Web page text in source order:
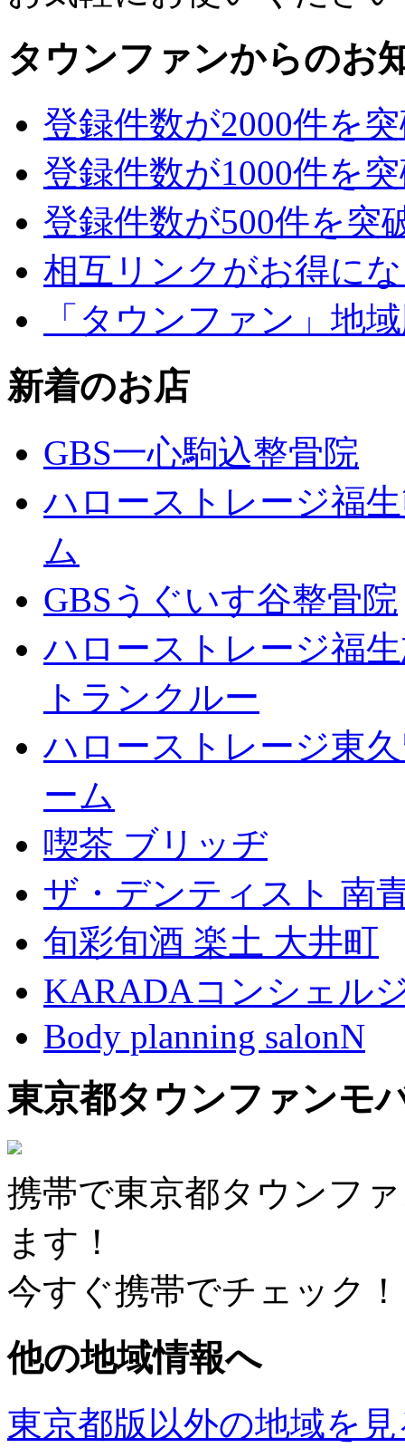
タウンファンからのお
登録件数が2000件を
登録件数が1000件を
登録件数が500件を突
相互リンクがお得に
「タウンファン」地
新着のお店
GBS一心駒込整骨院
ハローストレージ福
ム
GBSうぐいす谷整骨院
ハローストレージ福
トランクルー
ハローストレージ東
ーム
喫茶 ブリッヂ
ザ・デンティスト 南
旬彩旬酒 楽土 大井町
KARADAコンシェル
Body planning salonN
東京都タウンファンモ
携帯で東京都タウンフ
ます！
今すぐ携帯でチェック！
他の地域情報へ
東京都版以外の地域を